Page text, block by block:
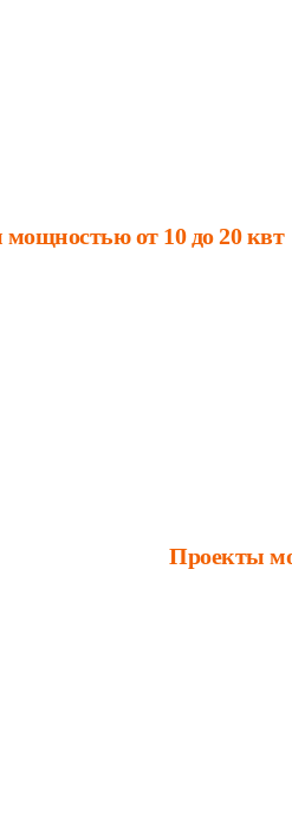
от 10 до 20 квт
Проекты